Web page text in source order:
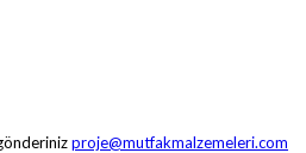
proje@mutfakmalzemeleri.com